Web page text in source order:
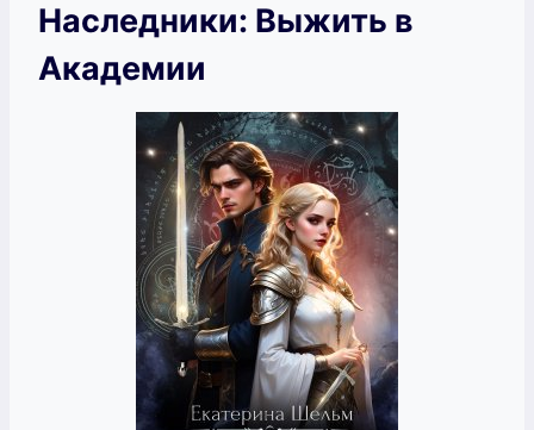
Наследники: Выжить в
Академии